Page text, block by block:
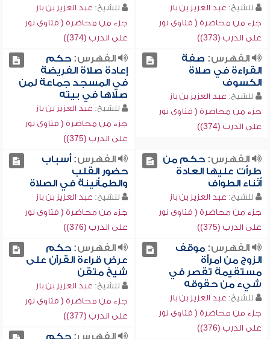
للشيخ: عبد العزيز بن باز
جزء من محاضرة ( فتاوى نور
على الدرب (373))
للشيخ: عبد العزيز بن باز
جزء من محاضرة ( فتاوى نور
على الدرب (374))
الفهرس: صفة
القراءة في صلاة
الكسوف
للشيخ: عبد العزيز بن باز
جزء من محاضرة ( فتاوى نور
على الدرب (374))
الفهرس:حكم
إعادة صلاة الفريضة
في المسجد جماعة لمن
صلاها في بيته
للشيخ: عبد العزيز بن باز
جزء من محاضرة ( فتاوى نور
على الدرب (375))
الفهرس:حكم من
طرأت عليها العادة
أثناء الطواف
للشيخ: عبد العزيز بن باز
جزء من محاضرة ( فتاوى نور
على الدرب (375))
الفهرس:أسباب
حضور القلب
والطمأنينة في الصلاة
للشيخ: عبد العزيز بن باز
جزء من محاضرة ( فتاوى نور
على الدرب (376))
الفهرس:موقف
الزوج من امرأة
مستقيمة تقصر في
شيء من حقوقه
للشيخ: عبد العزيز بن باز
جزء من محاضرة ( فتاوى نور
على الدرب (376))
الفهرس:حكم
عرض قراءة القرآن على
شيخ متقن
للشيخ: عبد العزيز بن باز
جزء من محاضرة ( فتاوى نور
على الدرب (377))
الفهرس:حكم